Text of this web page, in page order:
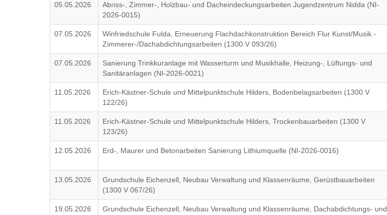
05.05.2026
Abriss-, Zimmer-, Holzbau- und Dacheindeckungsarbeiten Jugendzentrum Nidda (NI-
2026-0015)
07.05.2026
Winfriedschule Fulda, Erneuerung Flachdachkonstruktion Bereich Flur Kunst/Musik -
Zimmerer-/Dachabdichtungsarbeiten (1300 V 093/26)
07.05.2026
Sanierung Trinkkuranlage mit Wasserturm und Musikhalle, Heizung-, Lüftungs- und
Sanitäranlagen (NI-2026-0021)
11.05.2026
Erich-Kästner-Schule und Mittelpunktschule Hilders, Bodenbelagsarbeiten (1300 V
122/26)
11.05.2026
Erich-Kästner-Schule und Mittelpunktschule Hilders, Trockenbauarbeiten (1300 V
123/26)
12.05.2026 Erd-, Maurer und Betonarbeiten Sanierung Lithiumquelle (NI-2026-0016)
13.05.2026
Grundschule Eichenzell, Neubau Verwaltung und Klassenräume, Gerüstbauarbeiten
(1300 V 067/26)
19.05.2026 Grundschule Eichenzell, Neubau Verwaltung und Klassenräume, Dachabdichtungs- und